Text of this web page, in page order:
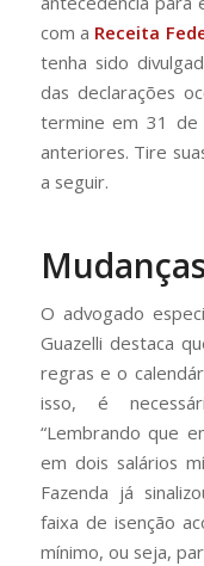
com a Receita
tenha sido
das declarações
termine em 31 de
anteriores. Tire
a seguir.
O advogado
Guazelli destaca
regras e o
isso, é
“Lembrando que
em dois salários
Fazenda já
faixa de isenção
mínimo, ou seja,